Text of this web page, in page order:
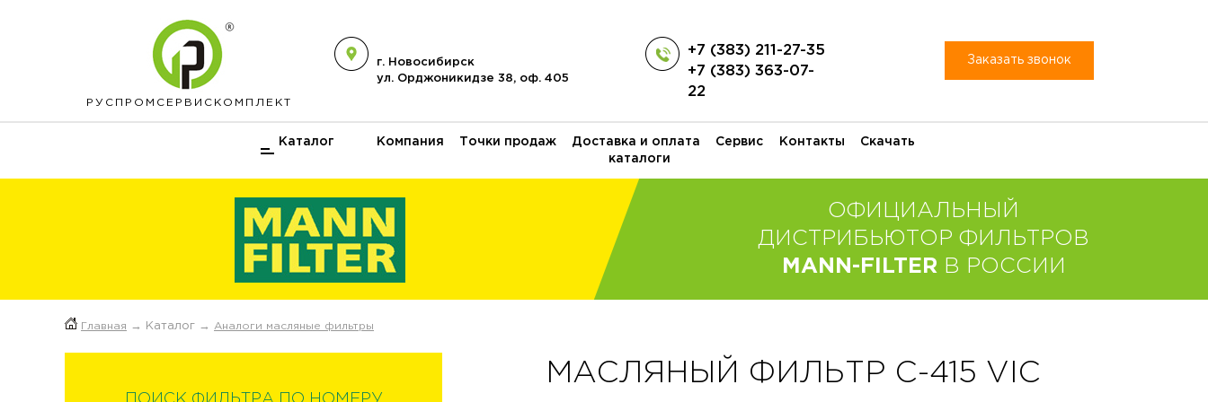
РУСПРОМ СЕРВИСКОМПЛЕКТ
г. Новосибирск
ул. Орджоникидзе 38, оф. 405
+7 (383) 211-27-35
+7 (383) 363-07-
22
Заказать звонок
Каталог Компания Точки продаж Доставка и оплата Сервис Контакты
Скачать
каталоги
ОФИЦИАЛЬНЫЙ
ДИСТРИБЬЮТОР ФИЛЬТРОВ
MANN-FILTER В РОССИИ
Главная → Каталог → Аналоги масляные фильтры
МАСЛЯНЫЙ ФИЛЬТР C-415 VIC